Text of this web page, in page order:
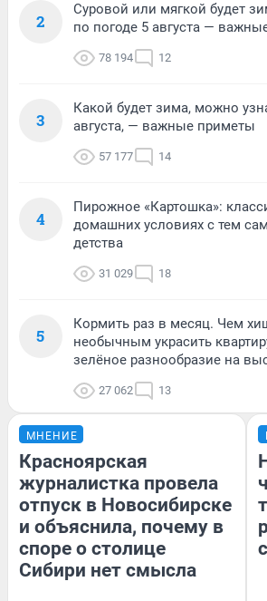
2
Суровой или мягкой будет
по погоде 5 августа —
78 194 12
3
Какой будет зима, можно
августа, — важные приметы
57 177 14
4
Пирожное «Картошка»:
домашних условиях с тем
детства
31 029 18
5
Кормить раз в месяц. Чем
необычным украсить
зелёное разнообразие на
27 062 13
МНЕНИЕ
Красноярская
журналистка провела
отпуск в Новосибирске
и объяснила, почему в
споре о столице
Сибири нет смысла